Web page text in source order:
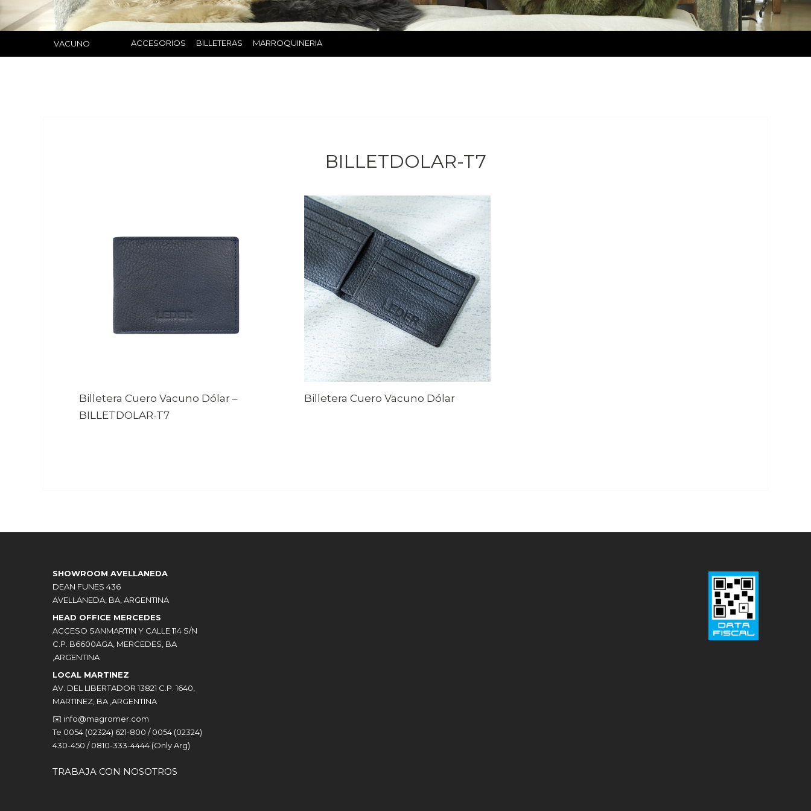
VACUNO ACCESORIOS BILLETERAS MARROQUINERIA
BILLETDOLAR-T7
Billetera Cuero Vacuno Dólar –
BILLETDOLAR-T7
Billetera Cuero Vacuno Dólar
SHOWROOM AVELLANEDA
DEAN FUNES 436
AVELLANEDA, BA, ARGENTINA
HEAD OFFICE MERCEDES
ACCESO SANMARTIN Y CALLE 114 S/N
C.P. B6600AGA, MERCEDES, BA
,ARGENTINA
LOCAL MARTINEZ
AV. DEL LIBERTADOR 13821 C.P. 1640,
MARTINEZ, BA ,ARGENTINA
✉️ info@magromer.com
Te 0054 (02324) 621-800 / 0054 (02324)
430-450 / 0810-333-4444 (Only Arg)
TRABAJA CON NOSOTROS